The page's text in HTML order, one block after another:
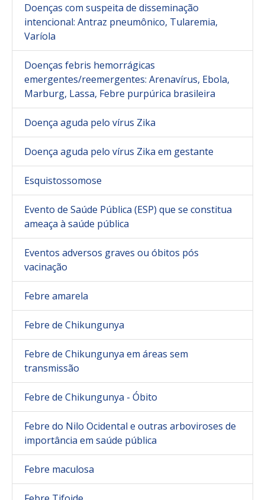
Doenças com suspeita de disseminação
intencional: Antraz pneumônico, Tularemia,
Varíola
Doenças febris hemorrágicas
emergentes/reemergentes: Arenavírus, Ebola,
Marburg, Lassa, Febre purpúrica brasileira
Doença aguda pelo vírus Zika
Doença aguda pelo vírus Zika em gestante
Esquistossomose
Evento de Saúde Pública (ESP) que se constitua
ameaça à saúde pública
Eventos adversos graves ou óbitos pós
vacinação
Febre amarela
Febre de Chikungunya
Febre de Chikungunya em áreas sem
transmissão
Febre de Chikungunya - Óbito
Febre do Nilo Ocidental e outras arboviroses de
importância em saúde pública
Febre maculosa